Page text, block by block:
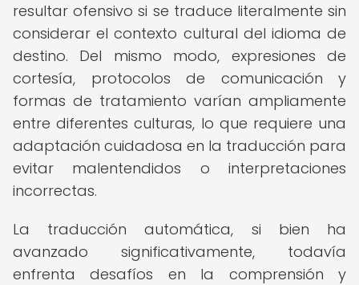
resultar ofensivo si se traduce literalmente sin
considerar el contexto cultural del idioma de
destino. Del mismo modo, expresiones de
cortesía, protocolos de comunicación y
formas de tratamiento varían ampliamente
entre diferentes culturas, lo que requiere una
adaptación cuidadosa en la traducción para
evitar malentendidos o interpretaciones
incorrectas.
La traducción automática, si bien ha
avanzado significativamente, todavía
enfrenta desafíos en la comprensión y